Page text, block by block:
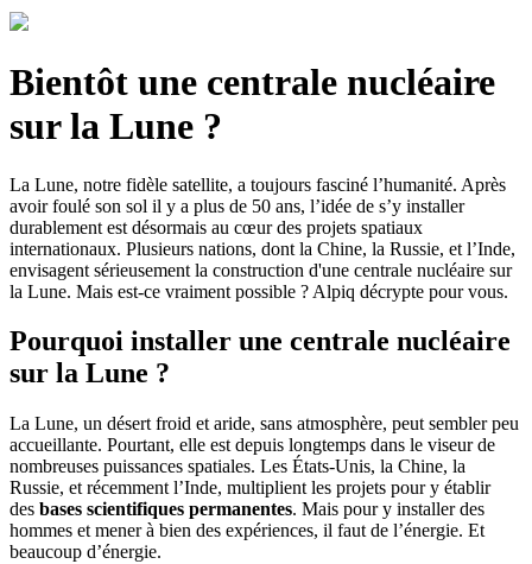
Bientôt une centrale nucléaire
sur la Lune ?
La Lune, notre fidèle satellite, a toujours fasciné l’humanité. Après
avoir foulé son sol il y a plus de 50 ans, l’idée de s’y installer
durablement est désormais au cœur des projets spatiaux
internationaux. Plusieurs nations, dont la Chine, la Russie, et l’Inde,
envisagent sérieusement la construction d'une centrale nucléaire sur
la Lune. Mais est-ce vraiment possible ? Alpiq décrypte pour vous.
Pourquoi installer une centrale nucléaire
sur la Lune ?
La Lune, un désert froid et aride, sans atmosphère, peut sembler peu
accueillante. Pourtant, elle est depuis longtemps dans le viseur de
nombreuses puissances spatiales. Les États-Unis, la Chine, la
Russie, et récemment l’Inde, multiplient les projets pour y établir
des bases scientifiques permanentes. Mais pour y installer des
hommes et mener à bien des expériences, il faut de l’énergie. Et
beaucoup d’énergie.